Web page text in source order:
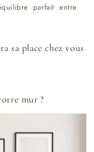
parfait entre
sa place chez vous
mur ?